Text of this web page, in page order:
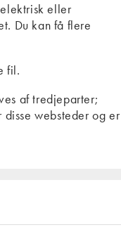
eller
Du kan få flere
fil.
af tredjeparter;
websteder og er